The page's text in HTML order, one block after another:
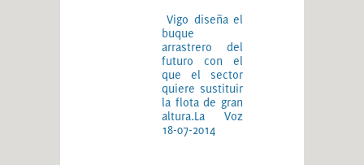
Vigo diseña el
buque
arrastrero del
futuro con el
que el sector
quiere sustituir
la flota de gran
altura.La Voz
18-07-2014